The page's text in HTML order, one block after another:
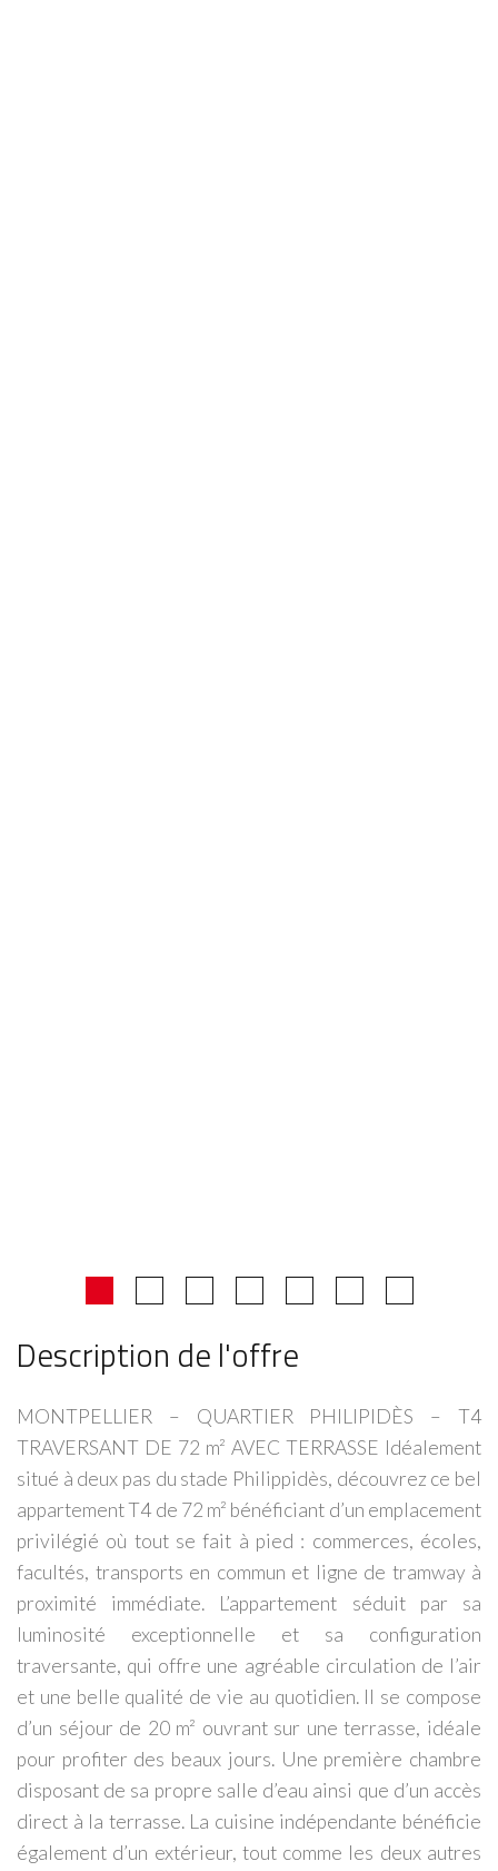
Description de l'offre
MONTPELLIER – QUARTIER PHILIPIDÈS – T4
TRAVERSANT DE 72 m² AVEC TERRASSE Idéalement
situé à deux pas du stade Philippidès, découvrez ce bel
appartement T4 de 72 m² bénéficiant d’un emplacement
privilégié où tout se fait à pied : commerces, écoles,
facultés, transports en commun et ligne de tramway à
proximité immédiate. L’appartement séduit par sa
luminosité exceptionnelle et sa configuration
traversante, qui offre une agréable circulation de l’air
et une belle qualité de vie au quotidien. Il se compose
d’un séjour de 20 m² ouvrant sur une terrasse, idéale
pour profiter des beaux jours. Une première chambre
disposant de sa propre salle d’eau ainsi que d’un accès
direct à la terrasse. La cuisine indépendante bénéficie
également d’un extérieur, tout comme les deux autres